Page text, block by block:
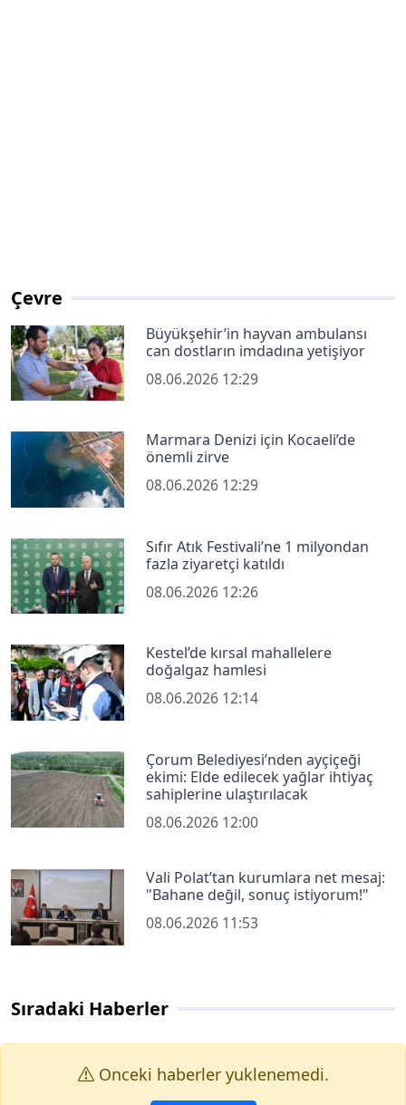
Çevre
Büyükşehir’in hayvan ambulansı
can dostların imdadına yetişiyor
08.06.2026 12:29
Marmara Denizi için Kocaeli’de
önemli zirve
08.06.2026 12:29
Sıfır Atık Festivali’ne 1 milyondan
fazla ziyaretçi katıldı
08.06.2026 12:26
Kestel’de kırsal mahallelere
doğalgaz hamlesi
08.06.2026 12:14
Çorum Belediyesi’nden ayçiçeği
ekimi: Elde edilecek yağlar ihtiyaç
sahiplerine ulaştırılacak
08.06.2026 12:00
Vali Polat’tan kurumlara net mesaj:
"Bahane değil, sonuç istiyorum!"
08.06.2026 11:53
Sıradaki Haberler
Onceki haberler yuklenemedi.